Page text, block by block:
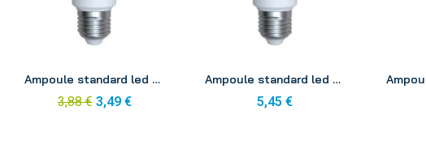
Ampoule standard led ecowatt E27 8w 240v 2700k
3,88 € 3,49 €
Ampoule standard led ecowatt E27 11w 240v 2700k
5,45 €